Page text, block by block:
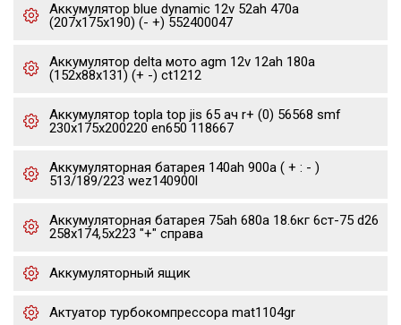
Аккумулятор blue dynamic 12v 52ah 470a
(207x175x190) (- +) 552400047
Аккумулятор delta мото agm 12v 12ah 180a
(152x88x131) (+ -) ct1212
Аккумулятор topla top jis 65 ач r+ (0) 56568 smf
230x175x200220 en650 118667
Аккумуляторная батарея 140ah 900a ( + : - )
513/189/223 wez140900l
Аккумуляторная батарея 75ah 680a 18.6кг 6ст-75 d26
258x174,5x223 "+" справа
Аккумуляторный ящик
Актуатор турбокомпрессора mat1104gr